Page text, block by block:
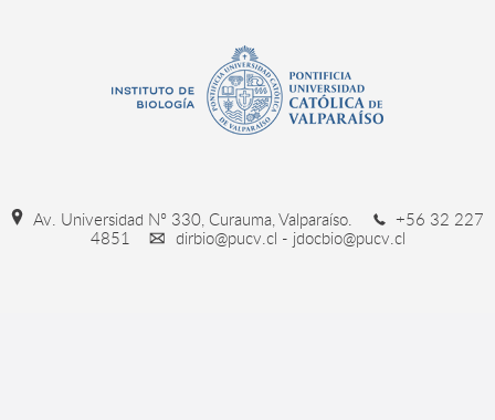
Av. Universidad Nº 330, Curauma, Valparaíso.
+56 32 227
4851
dirbio@pucv.cl - jdocbio@pucv.cl